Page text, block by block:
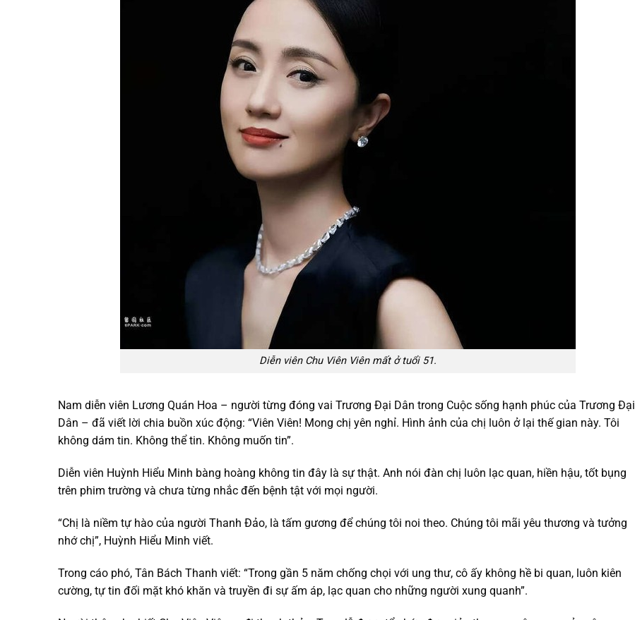
Diễn viên Chu Viên Viên mất ở tuổi 51.
Nam diễn viên Lương Quán Hoa – người từng đóng vai Trương Đại Dân trong Cuộc sống hạnh phúc của Trương Đại
Dân – đã viết lời chia buồn xúc động: “Viên Viên! Mong chị yên nghỉ. Hình ảnh của chị luôn ở lại thế gian này. Tôi
không dám tin. Không thể tin. Không muốn tin”.
Diễn viên Huỳnh Hiểu Minh bàng hoàng không tin đây là sự thật. Anh nói đàn chị luôn lạc quan, hiền hậu, tốt bụng
trên phim trường và chưa từng nhắc đến bệnh tật với mọi người.
“Chị là niềm tự hào của người Thanh Đảo, là tấm gương để chúng tôi noi theo. Chúng tôi mãi yêu thương và tưởng
nhớ chị”, Huỳnh Hiểu Minh viết.
Trong cáo phó, Tân Bách Thanh viết: “Trong gần 5 năm chống chọi với ung thư, cô ấy không hề bi quan, luôn kiên
cường, tự tin đối mặt khó khăn và truyền đi sự ấm áp, lạc quan cho những người xung quanh”.